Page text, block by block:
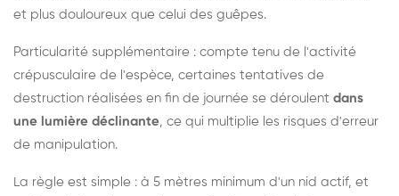
et plus douloureux que celui des guêpes.
Particularité supplémentaire : compte tenu de l'activité
crépusculaire de l'espèce, certaines tentatives de
destruction réalisées en fin de journée se déroulent dans
une lumière déclinante, ce qui multiplie les risques d'erreur
de manipulation.
La règle est simple : à 5 mètres minimum d'un nid actif, et